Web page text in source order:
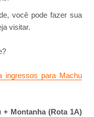
você pode fazer sua
visitar.
ingressos para Machu
Montanha (Rota 1A)